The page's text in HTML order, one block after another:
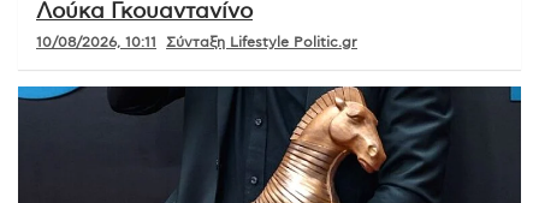
Λούκα Γκουαντανίνο
10/08/2026, 10:11 Σύνταξη Lifestyle Politic.gr